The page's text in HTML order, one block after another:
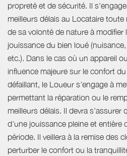
propreté et de sécurité. Il
meilleurs délais au Locataire
de sa volonté de nature à
jouissance du bien loué
etc.). Dans le cas où un appareil
influence majeure sur le confort
défaillant, le Loueur s'engage à
permettant la réparation ou le
meilleurs délais. Il devra s'assurer
d'une jouissance pleine et entière
période. Il veillera à la remise des
perturber le confort ou la